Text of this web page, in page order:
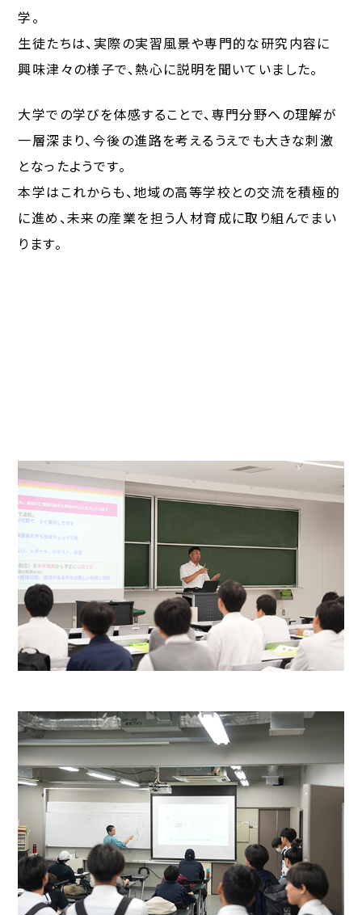
学。
生徒たちは、実際の実習風景や専門的な研究内容に
興味津々の様子で、熱心に説明を聞いていました。
大学での学びを体感することで、専門分野への理解が
一層深まり、今後の進路を考えるうえでも大きな刺激
となったようです。
本学はこれからも、地域の高等学校との交流を積極的
に進め、未来の産業を担う人材育成に取り組んでまい
ります。